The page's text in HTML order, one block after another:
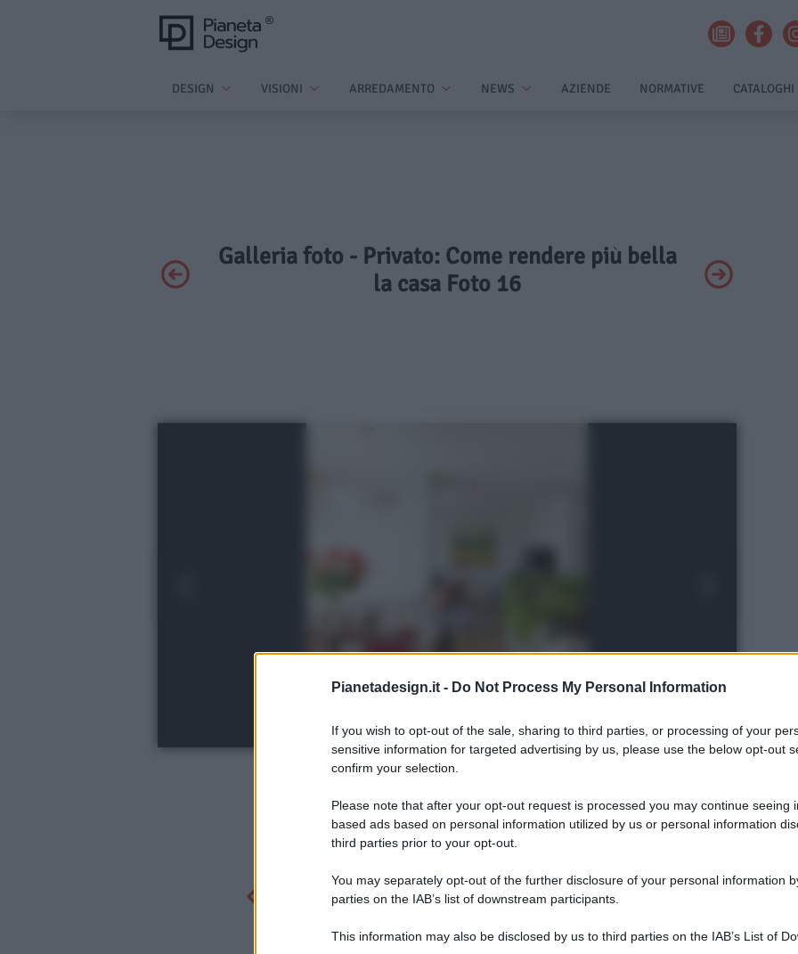
Pianetadesign.it - Do Not Process My Personal Information
If you wish to opt-out of the sale, sharing to third parties, or processing of your
sensitive information for targeted advertising by us, please use the below opt-out
confirm your selection.
Please note that after your opt-out request is processed you may continue seeing
based ads based on personal information utilized by us or personal information
third parties prior to your opt-out.
You may separately opt-out of the further disclosure of your personal information
parties on the IAB’s list of downstream participants.
This information may also be disclosed by us to third parties on the IAB’s List of
DESIGN VISIONI ARREDAMENTO NEWS AZIENDE NORMATIVE CATALOGHI
Galleria foto - Privato: Come rendere più bella
la casa Foto 16